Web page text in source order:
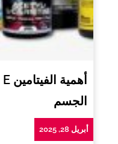
الجسم
أبريل 28, 2025